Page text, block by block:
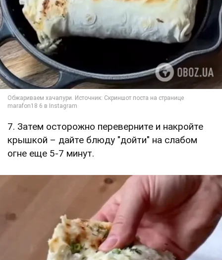
7. Затем осторожно переверните и накройте
крышкой – дайте блюду "дойти" на слабом
огне еще 5-7 минут.